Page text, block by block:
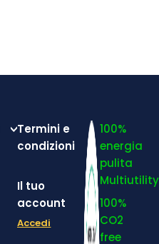
Termini e
condizioni
Il tuo
account
Accedi
100%
energia
pulita
Multiutility
100%
CO2
free